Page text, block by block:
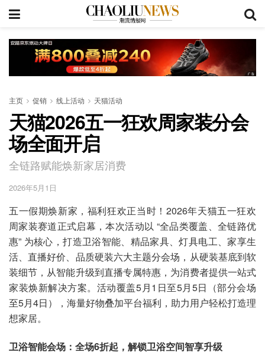
主页 促销 线上活动 天猫活动
天猫2026五一狂欢周家装分会
场全面开启
全链路赋能焕新家居消费
2026年5月1日
五一假期焕新家，福利狂欢正当时！2026年天猫五一狂欢
周家装赛道正式启幕，本次活动以 “全品类覆盖、全链路优
惠” 为核心，打造卫浴智能、精品家具、灯具电工、家享生
活、直播好价、品质硬装六大主题分会场，从硬装基底到软
装细节，从智能升级到直播专属特惠，为消费者提供一站式
家装焕新解决方案。活动覆盖5月1日至5月5日（部分会场
至5月4日），海量好物叠加平台福利，助力用户轻松打造理
想家居。
卫浴智能会场：全场6折起，解锁卫浴空间智享升级